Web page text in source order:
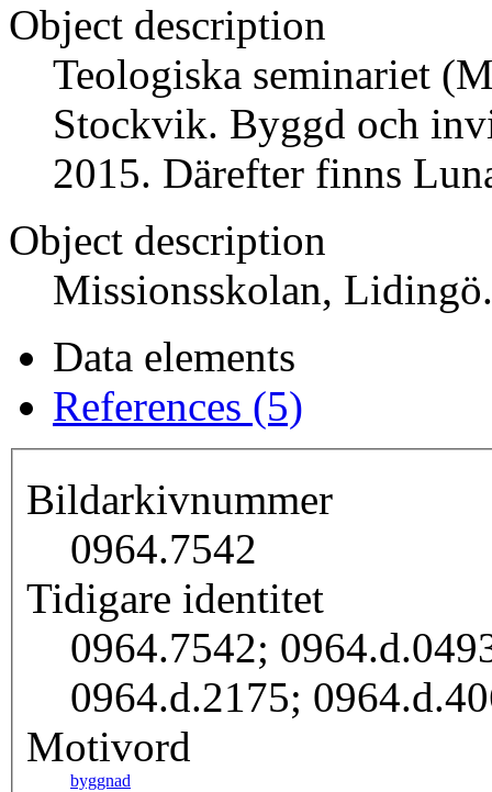
Object description
Teologiska seminariet
Stockvik. Byggd och
2015. Därefter finns
Object description
Missionsskolan, Lidingö.
Data elements
References (5)
Bildarkivnummer
0964.7542
Tidigare identitet
0964.7542;
0964.d.2175;
Motivord
byggnad